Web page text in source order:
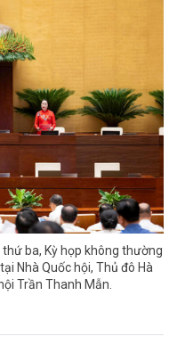
ba, Kỳ họp không thường
Nhà Quốc hội, Thủ đô Hà
Trần Thanh Mẫn.